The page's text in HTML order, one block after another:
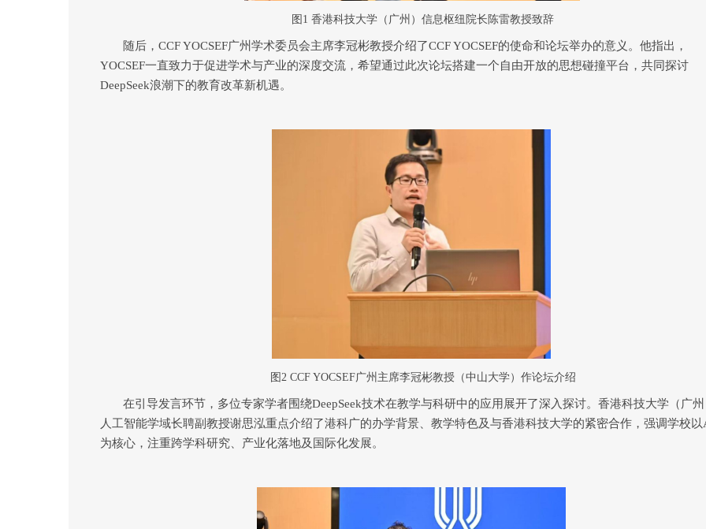
图 1 香港科技大学（广州）信息枢纽院长陈雷教授致辞
随后， CCF YOCSEF广州学术委员会主席李冠彬教授介绍了CCF YOCSEF的使命和论坛举办的意义。他指出，
YOCSEF一直致力于促进学术与产业的深度交流，希望通过此次论坛搭建一个自由开放的思想碰撞平台，共同探讨
DeepSeek浪潮下的教育改革新机遇。
图 2 CCF YOCSEF广州主席李冠彬教授（中山大学）作论坛介绍
在引导发言环节，多位专家学者围绕DeepSeek技术在教学与科研中的应用展开了深入探讨。香港科技大学（广
人工智能学域长聘副教授谢思泓重点介绍了港科广的办学背景、教学特色及与香港科技大学的紧密合作，强调学校以
为核心，注重跨学科研究、产业化落地及国际化发展。